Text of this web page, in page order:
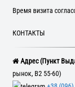
Время визита
КОНТАКТЫ
Адрес (Пункт
рынок, В2 55-60)